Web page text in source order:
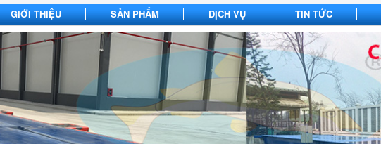
GIỚI THIỆU SẢN PHẨM DỊCH VỤ TIN TỨC